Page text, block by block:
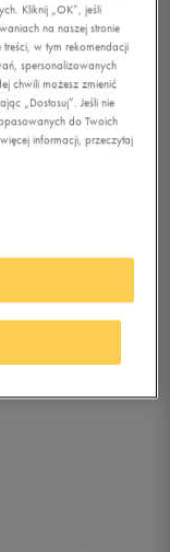
Kliknij „OK”, jeśli
na naszej stronie
w tym rekomendacji
spersonalizowanych
chwili możesz zmienić
„Dostosuj”. Jeśli nie
do Twoich
informacji, przeczytaj